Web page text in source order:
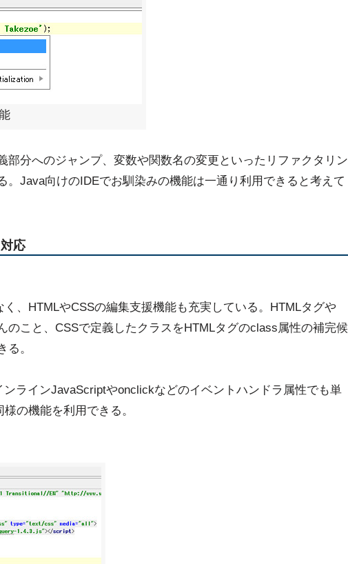
部分へのジャンプ、変数や関数名の変更といったリファクタリン
。Java向けのIDEでお馴染みの機能は一通り利用できると考えて
応
、HTMLやCSSの編集支援機能も充実している。HTMLタグや
のこと、CSSで定義したクラスをHTMLタグのclass属性の補完候
る。
ンラインJavaScriptやonclickなどのイベントハンドラ属性でも単
の機能を利用できる。